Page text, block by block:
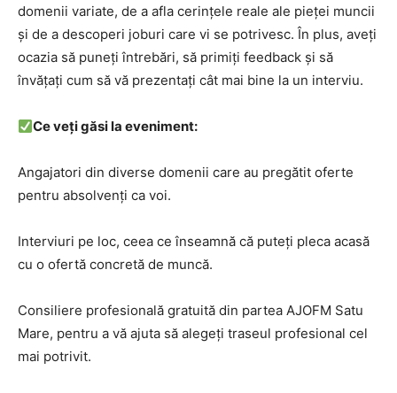
domenii variate, de a afla cerințele reale ale pieței muncii
și de a descoperi joburi care vi se potrivesc. În plus, aveți
ocazia să puneți întrebări, să primiți feedback și să
învățați cum să vă prezentați cât mai bine la un interviu.
Ce veți găsi la eveniment:
Angajatori din diverse domenii care au pregătit oferte
pentru absolvenți ca voi.
Interviuri pe loc, ceea ce înseamnă că puteți pleca acasă
cu o ofertă concretă de muncă.
Consiliere profesională gratuită din partea AJOFM Satu
Mare, pentru a vă ajuta să alegeți traseul profesional cel
mai potrivit.